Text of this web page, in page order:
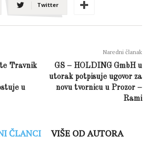
Twitter
Travnik
u
Naredni članak
GS – HOLDING GmbH u
utorak potpisuje ugovor za
novu tvornicu u Prozor –
Rami
ČLANCI VIŠE OD AUTORA